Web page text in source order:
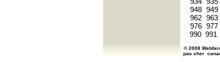
948 949
962 963
976 977
990 991
© 2008
pas cher